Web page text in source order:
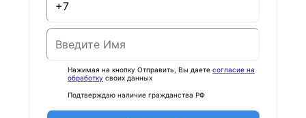
Нажимая на кнопку Отправить, Вы даете согласие на
обработку своих данных
Подтверждаю наличие гражданства РФ